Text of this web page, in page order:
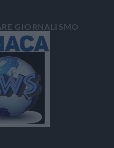
GIORNALISMO